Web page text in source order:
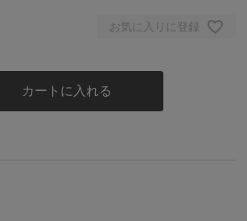
お気に入りに登録
カートに入れる